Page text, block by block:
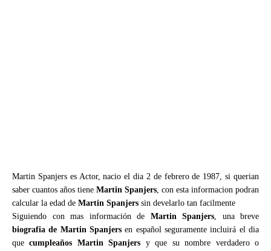
Martin Spanjers es Actor, nacio el dia 2 de febrero de 1987, si querian
saber cuantos años tiene Martin Spanjers, con esta informacion podran
calcular la edad de Martin Spanjers sin develarlo tan facilmente
Siguiendo con mas información de Martin Spanjers, una breve
biografia de Martin Spanjers en español seguramente incluirá el dia
quecumpleaños Martin Spanjers y que su nombre verdadero o